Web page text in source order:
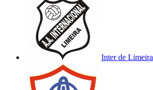
Inter de Limeira